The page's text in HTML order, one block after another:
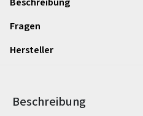
Fragen
Hersteller
Beschreibung